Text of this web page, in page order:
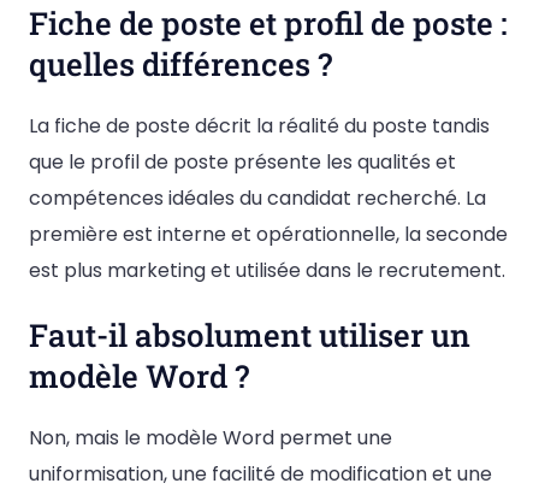
Fiche de poste et profil de poste :
quelles différences ?
La fiche de poste décrit la réalité du poste tandis
que le profil de poste présente les qualités et
compétences idéales du candidat recherché. La
première est interne et opérationnelle, la seconde
est plus marketing et utilisée dans le recrutement.
Faut-il absolument utiliser un
modèle Word ?
Non, mais le modèle Word permet une
uniformisation, une facilité de modification et une